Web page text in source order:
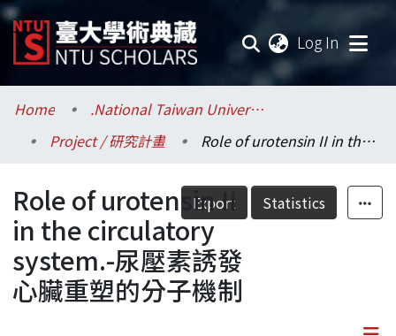
Log In
Communities & Collections
Research Outputs
Fundings & Projects
Researchers
Organizations
Home
.National Taiwan University / 國立臺灣大學
Project / 研究計畫
Role of urotensin II in the circulatory system.-尿壓素誘發心臟重塑的分子機制
Export Statistics
Role of urotensin II
in the circulatory
system.-尿壓素誘發
心臟重塑的分子機制